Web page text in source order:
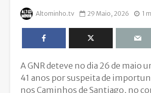
Altominho.tv 29 Maio, 2026 1
A GNR deteve no dia 26 de maio
41 anos por suspeita de
nos Caminhos de Santiago, no